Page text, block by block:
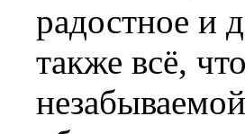
радостное и
также всё,